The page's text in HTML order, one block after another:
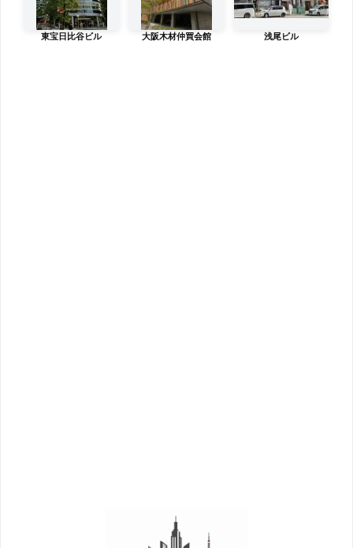
東宝日比谷ビル 大阪木材仲買会館 浅尾ビル